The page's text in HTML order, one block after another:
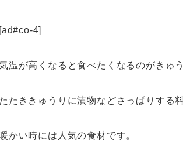
[ad#co-4]
温が高くなると食べたくなるのがきゅ
たたききゅうりに漬物などさっぱりする
暖かい時には人気の食材です。